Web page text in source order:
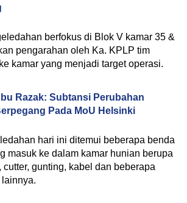
berfokus di Blok V kamar 35 &
pengarahan oleh Ka. KPLP tim
kamar yang menjadi target operasi.
Razak: Subtansi Perubahan
Pada MoU Helsinki
hari ini ditemui beberapa benda
masuk ke dalam kamar hunian berupa
gunting, kabel dan beberapa